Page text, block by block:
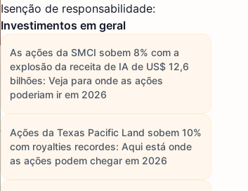
Isenção de responsabilidade:
Investimentos em geral
As ações da SMCI sobem 8% com a
explosão da receita de IA de US$ 12,6
bilhões: Veja para onde as ações
poderiam ir em 2026
Ações da Texas Pacific Land sobem 10%
com royalties recordes: Aqui está onde
as ações podem chegar em 2026